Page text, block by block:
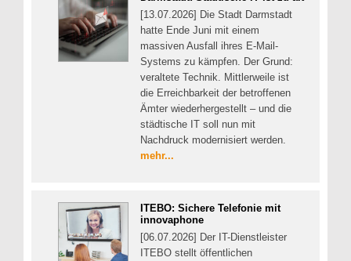
[13.07.2026] Die Stadt Darmstadt
hatte Ende Juni mit einem
massiven Ausfall ihres E-Mail-
Systems zu kämpfen. Der Grund:
veraltete Technik. Mittlerweile ist
die Erreichbarkeit der betroffenen
Ämter wiederhergestellt – und die
städtische IT soll nun mit
Nachdruck modernisiert werden.
mehr...
ITEBO: Sichere Telefonie mit
innovaphone
[06.07.2026] Der IT-Dienstleister
ITEBO stellt öffentlichen